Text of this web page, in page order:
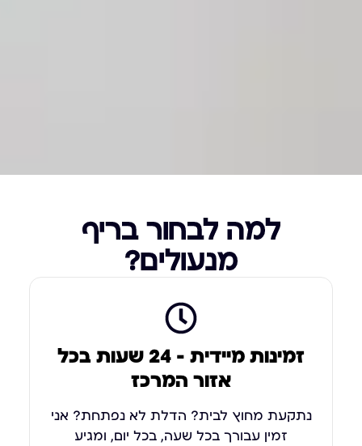
למה לבחור בריף
מנעולים?
זמינות מיידית – 24 שעות בכל
אזור המרכז
נתקעת מחוץ לבית? הדלת לא נפתחת? אני
זמין עבורך בכל שעה, בכל יום, ומגיע